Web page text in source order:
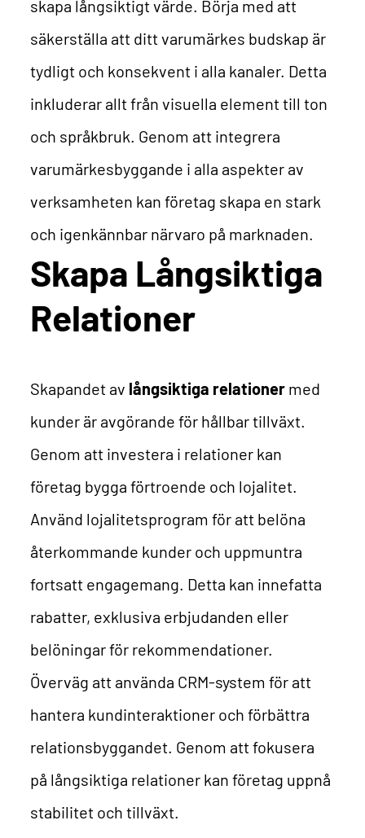
skapa långsiktigt värde. Börja med att
säkerställa att ditt varumärkes budskap är
tydligt och konsekvent i alla kanaler. Detta
inkluderar allt från visuella element till ton
och språkbruk. Genom att integrera
varumärkesbyggande i alla aspekter av
verksamheten kan företag skapa en stark
och igenkännbar närvaro på marknaden.
Skapa Långsiktiga
Relationer
Skapandet av långsiktiga relationer med
kunder är avgörande för hållbar tillväxt.
Genom att investera i relationer kan
företag bygga förtroende och lojalitet.
Använd lojalitetsprogram för att belöna
återkommande kunder och uppmuntra
fortsatt engagemang. Detta kan innefatta
rabatter, exklusiva erbjudanden eller
belöningar för rekommendationer.
Överväg att använda CRM-system för att
hantera kundinteraktioner och förbättra
relationsbyggandet. Genom att fokusera
på långsiktiga relationer kan företag uppnå
stabilitet och tillväxt.